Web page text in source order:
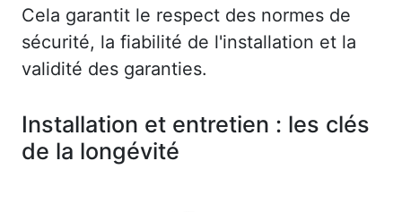
Cela garantit le respect des normes de
sécurité, la fiabilité de l'installation et la
validité des garanties.
Installation et entretien : les clés
de la longévité